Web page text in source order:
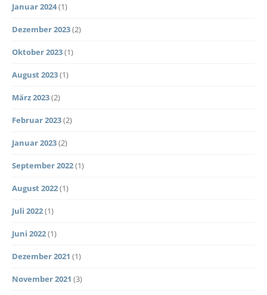
Januar 2024(1)
Dezember 2023(2)
Oktober 2023(1)
August 2023(1)
März 2023(2)
Februar 2023(2)
Januar 2023(2)
September 2022(1)
August 2022(1)
Juli 2022(1)
Juni 2022(1)
Dezember 2021 (1)
November 2021 (3)